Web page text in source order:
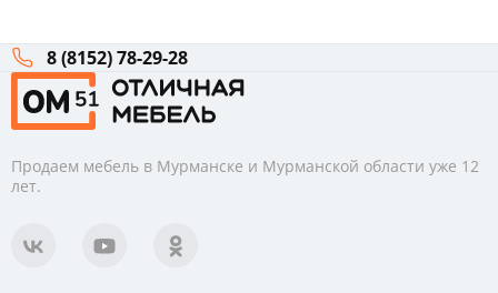
8 (8152) 78-29-28
Продаем мебель в Мурманске и Мурманской области уже 12
лет.